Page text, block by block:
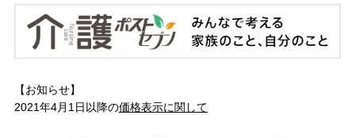
【お知らせ】
2021年4月1日以降の価格表示に関して